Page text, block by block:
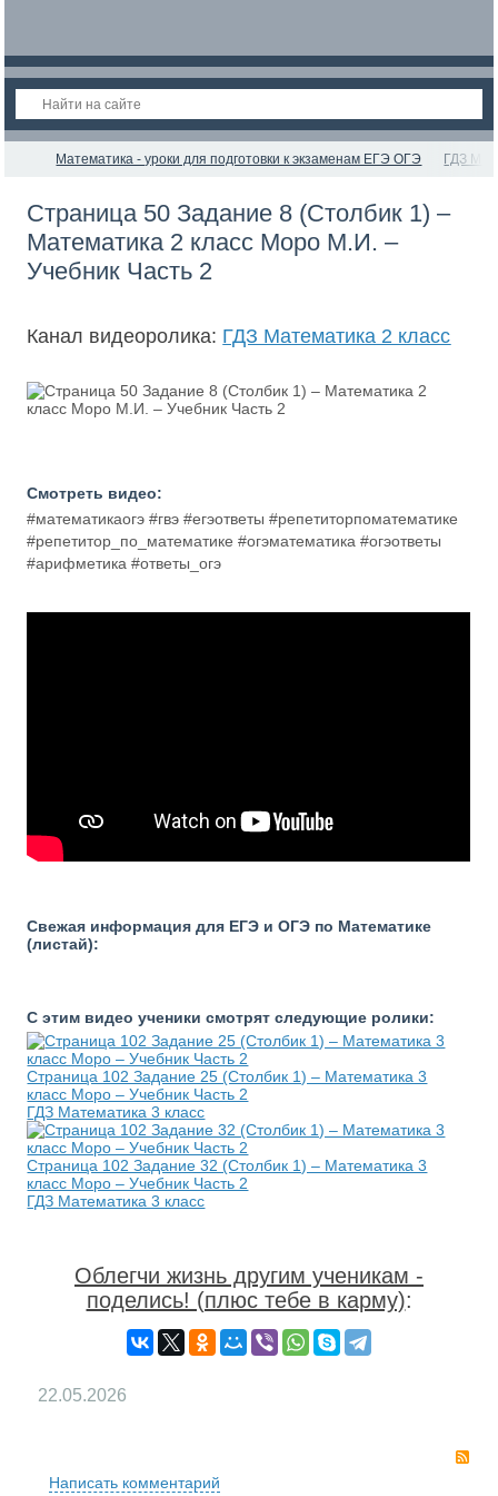
Математика - уроки для подготовки к экзаменам ЕГЭ ОГЭ ГДЗ
Страница 50 Задание 8 (Столбик 1) –
Математика 2 класс Моро М.И. –
Учебник Часть 2
Канал видеоролика: ГДЗ Математика 2 класс
Смотреть видео:
#математикаогэ #гвэ #егэответы #репетиторпоматематике
#репетитор_по_математике #огэматематика #огэответы
#арифметика #ответы_огэ
Свежая информация для ЕГЭ и ОГЭ по Математике
(листай):
С этим видео ученики смотрят следующие ролики:
Страница 102 Задание 25 (Столбик 1) – Математика 3
класс Моро – Учебник Часть 2
ГДЗ Математика 3 класс
Страница 102 Задание 32 (Столбик 1) – Математика 3
класс Моро – Учебник Часть 2
ГДЗ Математика 3 класс
Облегчи жизнь другим ученикам -
поделись! (плюс тебе в карму):
22.05.2026
Написать комментарий